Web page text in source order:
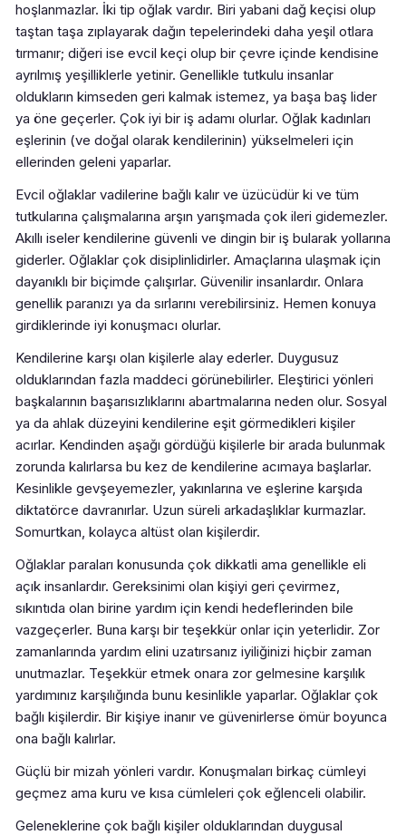
hoşlanmazlar. İki tip oğlak vardır. Biri yabani dağ keçisi olup
taştan taşa zıplayarak dağın tepelerindeki daha yeşil otlara
tırmanır; diğeri ise evcil keçi olup bir çevre içinde kendisine
ayrılmış yeşilliklerle yetinir. Genellikle tutkulu insanlar
oldukların kimseden geri kalmak istemez, ya başa baş lider
ya öne geçerler. Çok iyi bir iş adamı olurlar. Oğlak kadınları
eşlerinin (ve doğal olarak kendilerinin) yükselmeleri için
ellerinden geleni yaparlar.
Evcil oğlaklar vadilerine bağlı kalır ve üzücüdür ki ve tüm
tutkularına çalışmalarına arşın yarışmada çok ileri gidemezler.
Akıllı iseler kendilerine güvenli ve dingin bir iş bularak yollarına
giderler. Oğlaklar çok disiplinlidirler. Amaçlarına ulaşmak için
dayanıklı bir biçimde çalışırlar. Güvenilir insanlardır. Onlara
genellik paranızı ya da sırlarını verebilirsiniz. Hemen konuya
girdiklerinde iyi konuşmacı olurlar.
Kendilerine karşı olan kişilerle alay ederler. Duygusuz
olduklarından fazla maddeci görünebilirler. Eleştirici yönleri
başkalarının başarısızlıklarını abartmalarına neden olur. Sosyal
ya da ahlak düzeyini kendilerine eşit görmedikleri kişiler
acırlar. Kendinden aşağı gördüğü kişilerle bir arada bulunmak
zorunda kalırlarsa bu kez de kendilerine acımaya başlarlar.
Kesinlikle gevşeyemezler, yakınlarına ve eşlerine karşıda
diktatörce davranırlar. Uzun süreli arkadaşlıklar kurmazlar.
Somurtkan, kolayca altüst olan kişilerdir.
Oğlaklar paraları konusunda çok dikkatli ama genellikle eli
açık insanlardır. Gereksinimi olan kişiyi geri çevirmez,
sıkıntıda olan birine yardım için kendi hedeflerinden bile
vazgeçerler. Buna karşı bir teşekkür onlar için yeterlidir. Zor
zamanlarında yardım elini uzatırsanız iyiliğinizi hiçbir zaman
unutmazlar. Teşekkür etmek onara zor gelmesine karşılık
yardımınız karşılığında bunu kesinlikle yaparlar. Oğlaklar çok
bağlı kişilerdir. Bir kişiye inanır ve güvenirlerse ömür boyunca
ona bağlı kalırlar.
Güçlü bir mizah yönleri vardır. Konuşmaları birkaç cümleyi
geçmez ama kuru ve kısa cümleleri çok eğlenceli olabilir.
Geleneklerine çok bağlı kişiler olduklarından duygusal